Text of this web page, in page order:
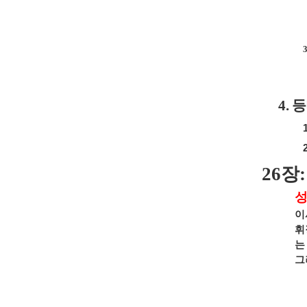
4.
26장: